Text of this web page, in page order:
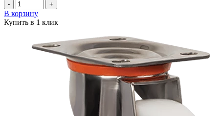
- +
В корзину
Купить в 1 клик